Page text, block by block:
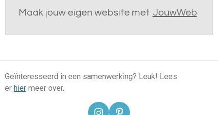
Maak jouw eigen website met JouwWeb
Geïnteresseerd in een samenwerking? Leuk! Lees
er hier meer over.